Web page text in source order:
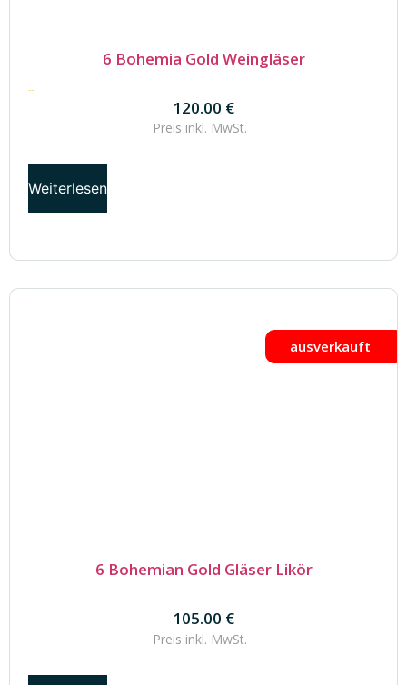
6 Bohemia Gold Weingläser
120.00 €
120.00 €
Preis inkl. MwSt.
Weiterlesen
ausverkauft
6 Bohemian Gold Gläser Likör
105.00 €
105.00 €
Preis inkl. MwSt.